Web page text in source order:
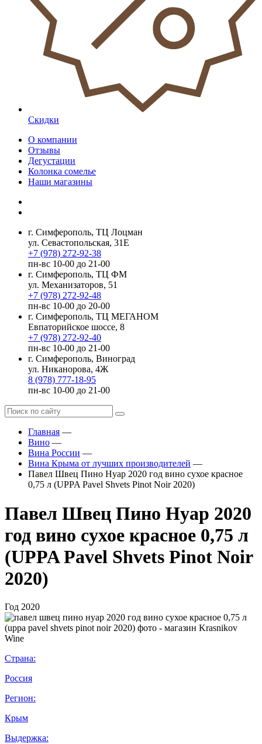
Скидки
О компании
Отзывы
Дегустации
Колонка сомелье
Наши магазины
г. Симферополь, ТЦ Лоцман
ул. Севастопольская, 31Е
+7 (978) 272-92-38
пн-вс 10-00 до 21-00
г. Симферополь, ТЦ ФМ
ул. Механизаторов, 51
+7 (978) 272-92-48
пн-вс 10-00 до 20-00
г. Симферополь, ТЦ МЕГАНОМ
Евпаторийское шоссе, 8
+7 (978) 272-92-40
пн-вс 10-00 до 21-00
г. Симферополь, Виноград
ул. Никанорова, 4Ж
8 (978) 777-18-95
пн-вс 10-00 до 21-00
Главная —
Вино —
Вина России —
Вина Крыма от лучших производителей —
Павел Швец Пино Нуар 2020 год вино сухое красное
0,75 л (UPPA Pavel Shvets Pinot Noir 2020)
Павел Швец Пино Нуар 2020
год вино сухое красное 0,75 л
(UPPA Pavel Shvets Pinot Noir
2020)
Год 2020
Страна:
Россия
Регион:
Крым
Выдержка: